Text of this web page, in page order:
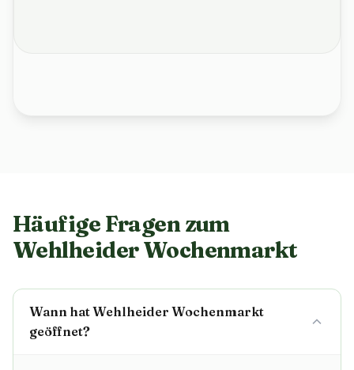
Häufige Fragen zum
Wehlheider Wochenmarkt
Wann hat Wehlheider Wochenmarkt
geöffnet?